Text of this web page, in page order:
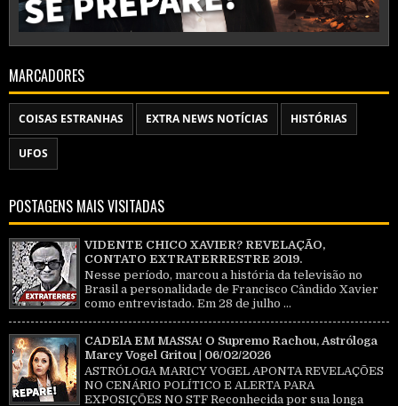
MARCADORES
COISAS ESTRANHAS EXTRA NEWS NOTÍCIAS HISTÓRIAS
UFOS
POSTAGENS MAIS VISITADAS
VIDENTE CHICO XAVIER? REVELAÇÃO,
CONTATO EXTRATERRESTRE 2019.
Nesse período, marcou a história da televisão no
Brasil a personalidade de Francisco Cândido Xavier
como entrevistado. Em 28 de julho ...
CADElA EM MASSA! O Supremo Rachou, Astróloga
Marcy Vogel Gritou | 06/02/2026
ASTRÓLOGA MARICY VOGEL APONTA REVELAÇÕES
NO CENÁRIO POLÍTICO E ALERTA PARA
EXPOSIÇÕES NO STF Reconhecida por sua longa